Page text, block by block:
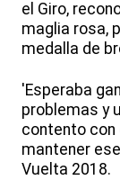
el Giro,
maglia rosa,
medalla de
'Esperaba
problemas y
contento con
mantener
Vuelta 2018.